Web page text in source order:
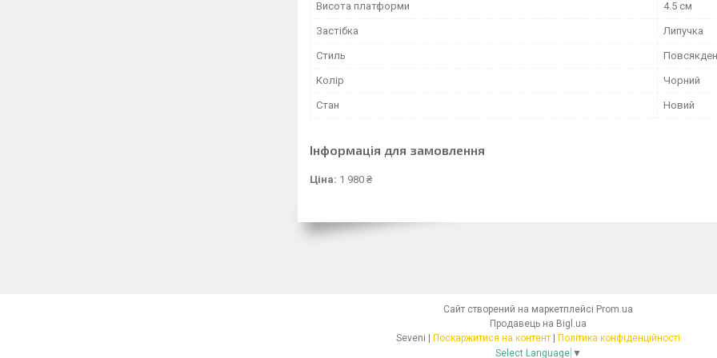
Висота платформи 4.5 см
Застібка Липучка
Стиль
Колір Чорний
Стан Новий
Інформація для замовлення
Ціна: 1 980 ₴
Сайт створений на маркетплейсі Prom.ua
Продавець на Bigl.ua
Поскаржитися на контент
Політика конфіденційності
Select Language ▼